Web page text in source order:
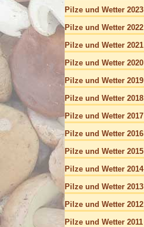
Pilze und Wetter 2023
Pilze und Wetter 2022
Pilze und Wetter 2021
Pilze und Wetter 2020
Pilze und Wetter 2019
Pilze und Wetter 2018
Pilze und Wetter 2017
Pilze und Wetter 2016
Pilze und Wetter 2015
Pilze und Wetter 2014
Pilze und Wetter 2013
Pilze und Wetter 2012
Pilze und Wetter 2011